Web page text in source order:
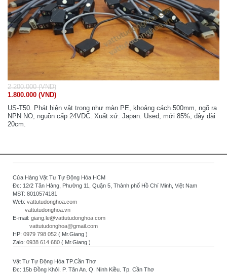
2.200.000 (VND)
1.800.000 (VND)
US-T50. Phát hiện vật trong như màn PE, khoảng cách 500mm, ngõ ra
NPN NO, nguồn cấp 24VDC. Xuất xứ: Japan. Used, mới 85%, dây dài
20cm.
Cửa Hàng Vật Tư Tự Động Hóa HCM
Đc: 12/2 Tân Hàng, Phường 11, Quận 5, Thành phố Hồ Chí Minh, Việt Nam
MST: 8010574181
Web: vattutudonghoa.com
vattutudonghoa.vn
E-mail: giang.le@vattutudonghoa.com
vattutudonghoa@gmail.com
HP: 0979 798 052 ( Mr.Giang )
Zalo: 0938 614 680 ( Mr.Giang )
Vật Tư Tự Động Hóa TP.Cần Thơ
Đc: 15b Đồng Khởi. P. Tân An. Q. Ninh Kiều. Tp. Cần Thơ